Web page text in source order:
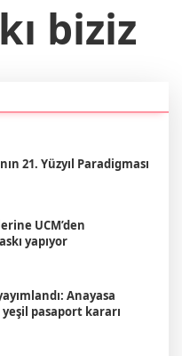
biziz
21. Yüzyıl Paradigması
UCM’den
yapıyor
Anayasa
pasaport kararı